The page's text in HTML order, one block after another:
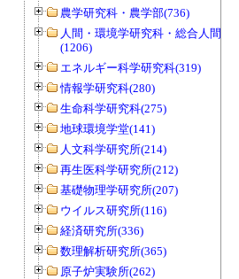
農学研究科・農学部(736)
人間・環境学研究科・総合人間学部
(1206)
エネルギー科学研究科(319)
情報学研究科(280)
生命科学研究科(275)
地球環境学堂(141)
人文科学研究所(214)
再生医科学研究所(212)
基礎物理学研究所(207)
ウイルス研究所(116)
経済研究所(336)
数理解析研究所(365)
原子炉実験所(262)